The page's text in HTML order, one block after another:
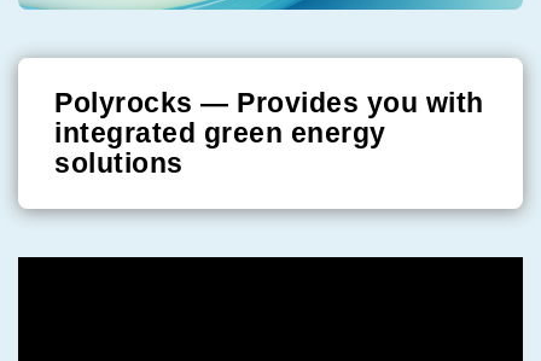
Polyrocks — Provides you with
integrated green energy
solutions